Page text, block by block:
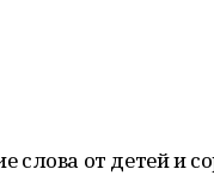
от детей и